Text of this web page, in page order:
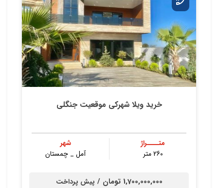
خرید ویلا شهرکی موقعیت جنگلی
متــــراژ
260 متر
شهر
آمل _ چمستان
1,700,000,000 تومان / پیش پرداخت